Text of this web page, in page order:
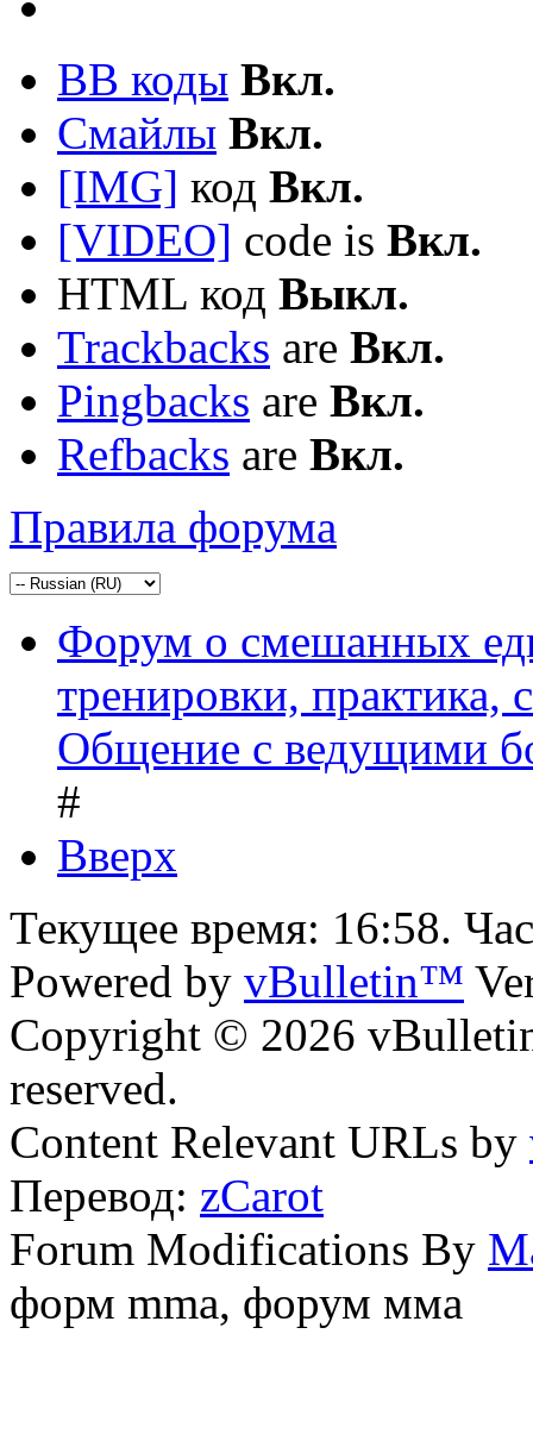
BB коды Вкл.
Смайлы Вкл.
[IMG] код Вкл.
[VIDEO] code is Вкл.
HTML код Выкл.
Trackbacks are Вкл.
Pingbacks are Вкл.
Refbacks are Вкл.
Правила форума
Форум о смешанных
тренировки, практика,
Общение с ведущими
#
Вверх
Текущее время: 16:58.
Powered by vBulletin™
Copyright © 2026
reserved.
Content Relevant URLs by
Перевод: zCarot
Forum Modifications By
форм mma, форум мма